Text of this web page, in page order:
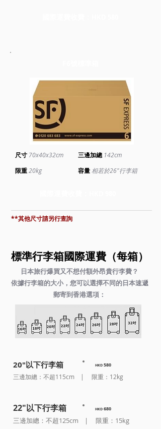
尺寸 70x40x32cm
​限重 20kg
三邊加總 142cm
​容量相若於26"行李箱
**其他尺寸請另行查詢
標準行李箱國際運費（每箱）
日本旅行爆買又不想付額外昂貴行李費？
依據行李箱的大小，您可以選擇不同的日本速遞
郵寄到香港選項：
20"以下行李箱
三邊加總：不超115cm​ | 限重：12kg
HKD 580
22"以下行李箱
三邊加總：不超125cm​ | 限重：15kg
HKD 680